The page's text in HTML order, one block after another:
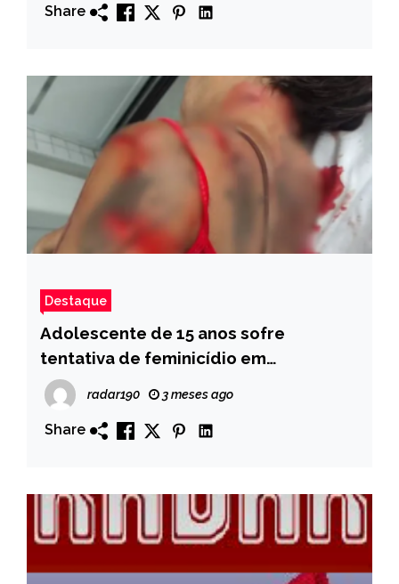
Share
Destaque
Adolescente de 15 anos sofre
tentativa de feminicídio em
Nazarezinho e acusa dois homens;
suspeitos estão foragidos
radar190 3 meses ago
Share